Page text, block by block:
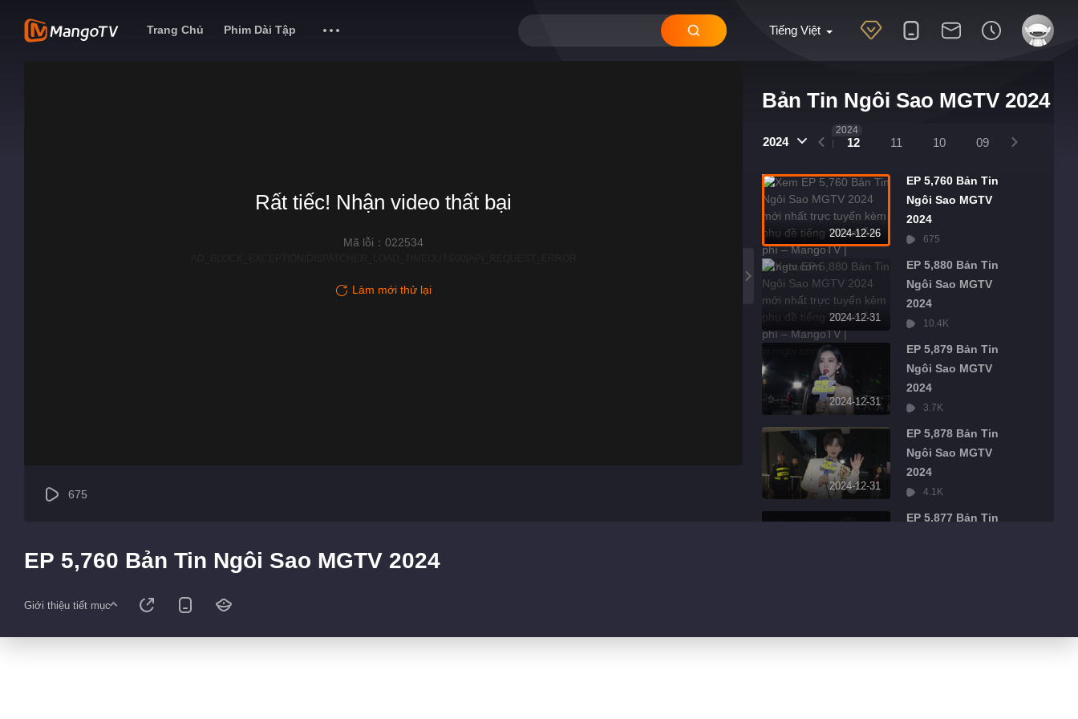
Tiếng Việt
Trang Chủ Phim Dài Tập
Bản Tin Ngôi Sao MGTV 2024
2024 01 12
2024
11 10 09
2024-12-26
EP 5,760 Bản Tin
Ngôi Sao MGTV
2024
675
2024-12-31
EP 5,880 Bản Tin
Ngôi Sao MGTV
2024
10.4K
2024-12-31
EP 5,879 Bản Tin
Ngôi Sao MGTV
2024
3.7K
2024-12-31
EP 5,878 Bản Tin
Ngôi Sao MGTV
2024
4.1K
EP 5,877 Bản Tin
2024
Rất tiếc! Nhận video thất bại
Mã lỗi：022534
Làm mới thử lại
675
EP 5,760 Bản Tin Ngôi Sao MGTV 2024
Giới thiệu tiết mục